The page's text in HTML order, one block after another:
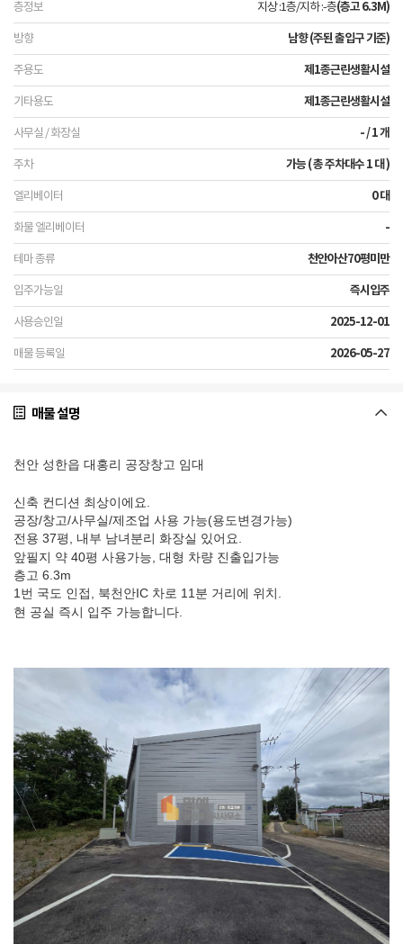
지상 :1층/지하 :-층(층고 6.3M)
남향 (주된 출입구 기준)
제1종근린생활시설
제1종근린생활시설
- / 1 개
가능 ( 총 주차대수 1 대 )
0 대
-
천안아산70평미만
즉시입주
2025-12-01
2026-05-27
매물 설명
천안 성한읍 대홍리 공장창고 임대
신축 컨디션 최상이에요.
공장/창고/사무실/제조업 사용 가능(용도변경가능)
전용 37평, 내부 남녀분리 화장실 있어요.
앞필지 약 40평 사용가능, 대형 차량 진출입가능
층고 6.3m
1번 국도 인접, 북천안IC 차로 11분 거리에 위치.
현 공실 즉시 입주 가능합니다.